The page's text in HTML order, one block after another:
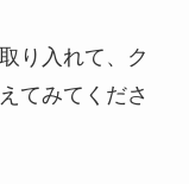
り入れて、ク
てみてくださ